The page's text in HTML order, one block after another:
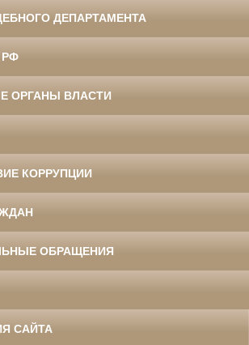
ДЕПАРТАМЕНТА
РФ
ОРГАНЫ ВЛАСТИ
КОРРУПЦИИ
ОБРАЩЕНИЯ
САЙТА